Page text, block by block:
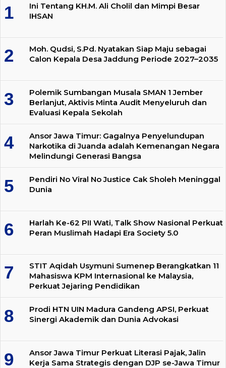
Ini Tentang KH.M. Ali Cholil dan Mimpi Besar
IHSAN
Moh. Qudsi, S.Pd. Nyatakan Siap Maju sebagai
Calon Kepala Desa Jaddung Periode 2027–2035
Polemik Sumbangan Musala SMAN 1 Jember
Berlanjut, Aktivis Minta Audit Menyeluruh dan
Evaluasi Kepala Sekolah
Ansor Jawa Timur: Gagalnya Penyelundupan
Narkotika di Juanda adalah Kemenangan Negara
Melindungi Generasi Bangsa
Pendiri No Viral No Justice Cak Sholeh Meninggal
Dunia
Harlah Ke-62 PII Wati, Talk Show Nasional Perkuat
Peran Muslimah Hadapi Era Society 5.0
STIT Aqidah Usymuni Sumenep Berangkatkan 11
Mahasiswa KPM Internasional ke Malaysia,
Perkuat Jejaring Pendidikan
Prodi HTN UIN Madura Gandeng APSI, Perkuat
Sinergi Akademik dan Dunia Advokasi
Ansor Jawa Timur Perkuat Literasi Pajak, Jalin
Kerja Sama Strategis dengan DJP se-Jawa Timur